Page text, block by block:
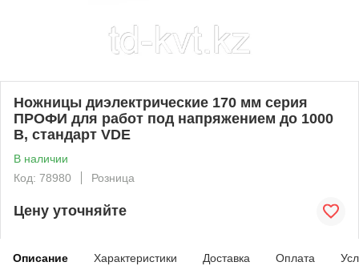
Ножницы диэлектрические 170 мм серия
ПРОФИ для работ под напряжением до 1000
В, стандарт VDE
В наличии
Код: 78980
Розница
Цену уточняйте
Описание Характеристики Доставка Оплата